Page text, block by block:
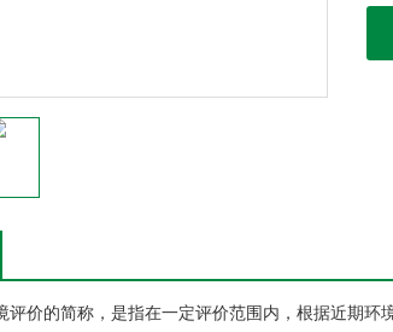
评价的简称，是指在一定评价范围内，根据近期环